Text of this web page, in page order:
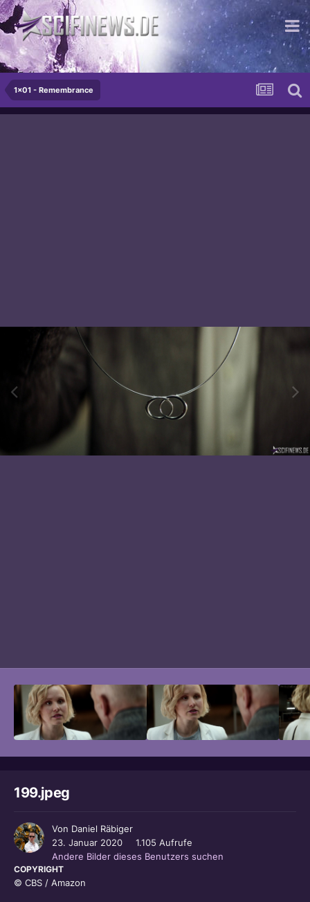
Evil gets an Upgrade!
1x01 - Remembrance
199.jpeg
Von Daniel Räbiger
23. Januar 2020
1.105 Aufrufe
Andere Bilder dieses Benutzers suchen
COPYRIGHT
© CBS / Amazon